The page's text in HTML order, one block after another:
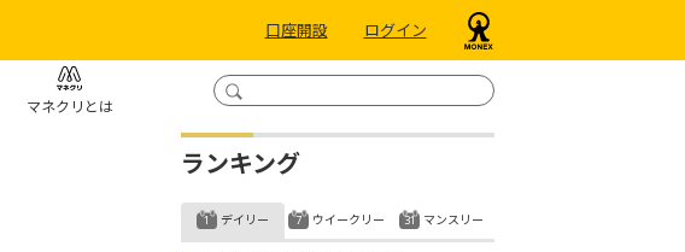
口座開設 ログイン
マネクリとは
ランキング
デイリー ウイークリー マンスリー